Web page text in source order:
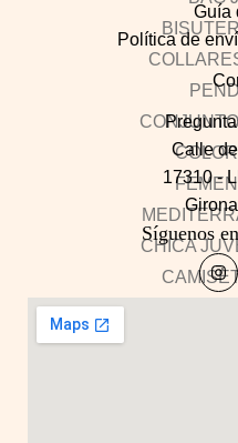
Guía
Política de
Calle
17310 -
Síguenos